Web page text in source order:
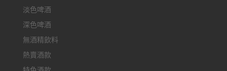
淡色啤酒
深色啤酒
無酒精飲料
熱賣酒款